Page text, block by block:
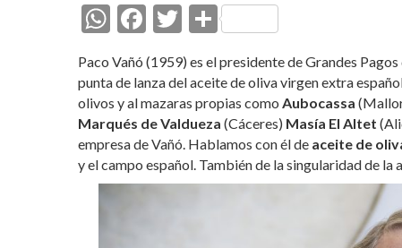
W
at
s
A
p
p
F
ac
e
b
o
o
k
T
w
itt
er
C
m
p
ar
ti
r
Paco Vañó (1959) es el presidente de Grandes
punta de lanza del aceite de oliva virgen extra
olivos y al mazaras propias como Aubocassa
Marqués de Valdueza (Cáceres) Masía El Altet
empresa de Vañó. Hablamos con él de aceite de
y el campo español. También de la singularidad de la